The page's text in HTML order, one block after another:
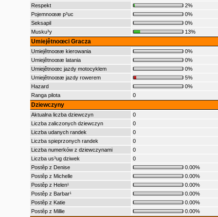
Respekt
2%
Pojemnoœæ p³uc
0%
Seksapil
0%
Musku³y
13%
Umiejêtnoœci Gracza
Umiejêtnoœæ kierowania
0%
Umiejêtnoœæ latania
0%
Umiejêtnoœc jazdy motocyklem
0%
Umiejêtnoœæ jazdy rowerem
5%
Hazard
0%
Ranga pilota
0
Dziewczyny
Aktualna liczba dziewczyn
0
Liczba zaliczonych dziewczyn
0
Liczba udanych randek
0
Liczba spieprzonych randek
0
Liczba numerków z dziewczynami
0
Liczba us³ug dziwek
0
Postêp z Denise
0.00%
Postêp z Michelle
0.00%
Postêp z Helen¹
0.00%
Postêp z Barbar¹
0.00%
Postêp z Katie
0.00%
Postêp z Millie
0.00%